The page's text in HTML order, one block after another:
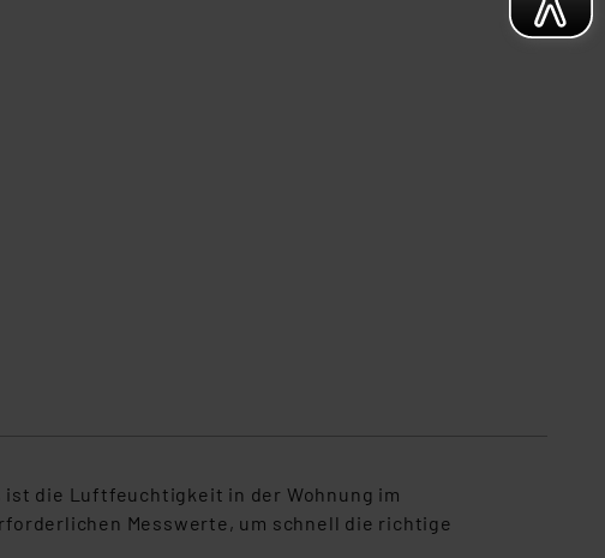
ist die Luftfeuchtigkeit in der Wohnung im
Messwerte, um schnell die richtige